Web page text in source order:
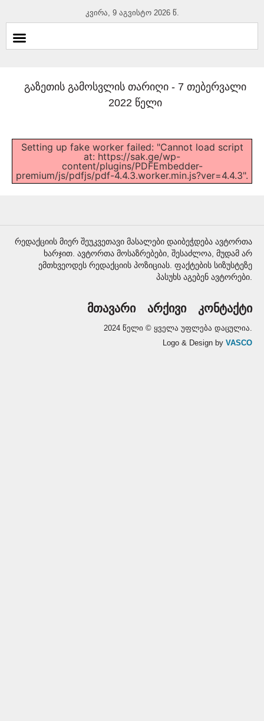
კვირა, 9 აგვისტო 2026 წ.
გაზეთის გამოსვლის თარიღი - 7 თებერვალი
2022 წელი
Setting up fake worker failed: "Cannot load script
at: https://sak.ge/wp-
content/plugins/PDFEmbedder-
premium/js/pdfjs/pdf-4.4.3.worker.min.js?ver=4.4.3".
რედაქციის მიერ შეუკვეთავი მასალები დაიბეჭდება ავტორთა
ხარჯით. ავტორთა მოსაზრებები, შესაძლოა, მუდამ არ
ემთხვეოდეს რედაქციის პოზიციას. ფაქტების სიზუსტეზე
პასუხს აგებენ ავტორები.
მთავარი არქივი კონტაქტი
2024 წელი © ყველა უფლება დაცულია.
Logo & Design by VASCO